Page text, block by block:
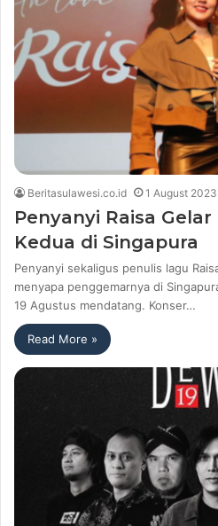
Beritasulawesi.co.id 1 August 2023
Penyanyi Raisa
Kedua di Singapura
Penyanyi sekaligus penulis lagu
menyapa penggemarnya di
19 Agustus mendatang. Konser…
Read More »